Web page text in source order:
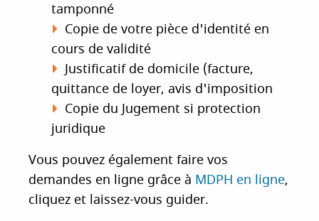
tamponné
Copie de votre pièce d'identité en
cours de validité
Justificatif de domicile (facture,
quittance de loyer, avis d'imposition
Copie du Jugement si protection
juridique
Vous pouvez également faire vos
demandes en ligne grâce à MDPH en ligne,
cliquez et laissez-vous guider.